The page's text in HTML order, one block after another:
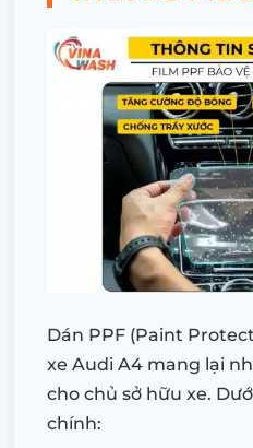
Dán PPF (Paint
xe Audi A4 mang lại
cho chủ sở hữu xe.
chính: